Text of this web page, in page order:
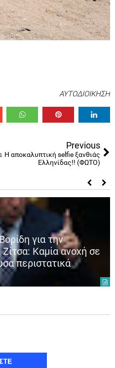
ΑΥΤΟΔΙΟΙΚΗΣΗ
Previous
Η αποκαλυπτική selfie ξανθιάς
Ελληνίδας!! (ΦΩΤΟ)
για την
Καμία ανοχή σε
περιστατικά